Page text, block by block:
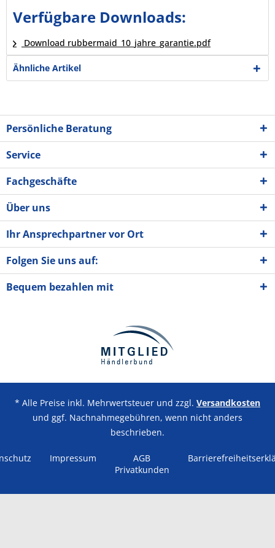
Verfügbare Downloads:
Download rubbermaid_10_jahre_garantie.pdf
Ähnliche Artikel
Persönliche Beratung
Service
Fachgeschäfte
Über uns
Ihr Ansprechpartner vor Ort
Folgen Sie uns auf:
Bequem bezahlen mit
* Alle Preise inkl. Mehrwertsteuer und zzgl. Versandkosten
und ggf. Nachnahmegebühren, wenn nicht anders
beschrieben.
Impressum
AGB
Privatkunden